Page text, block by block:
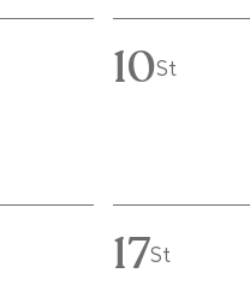
10St
17St